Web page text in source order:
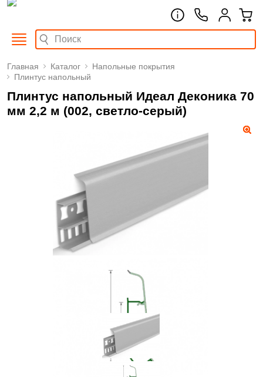
Главная Каталог
Напольные покрытия
Плинтус напольный
Плинтус напольный Идеал Деконика 70
мм 2,2 м (002, cветло-серый)